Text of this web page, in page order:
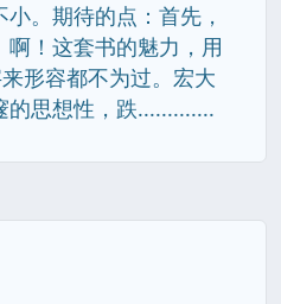
。期待的点：首先，
啊！这套书的魅力，用
形容都不为过。宏大
的思想性，跌.............